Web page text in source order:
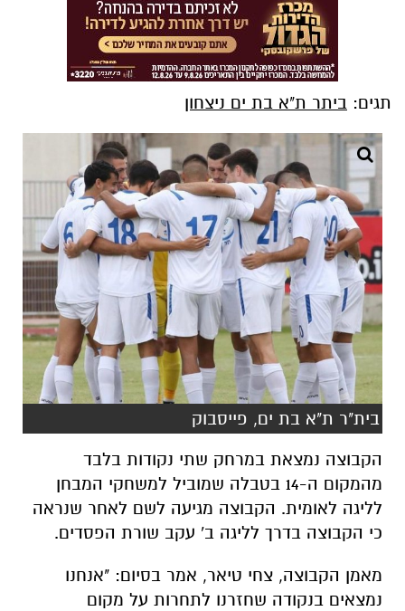
תגים: ביתר ת"א בת ים ניצחון
בית"ר ת"א בת ים, פייסבוק
הקבוצה נמצאת במרחק שתי נקודות בלבד
מהמקום ה-14 בטבלה שמוביל למשחקי המבחן
לליגה לאומית. הקבוצה מגיעה לשם לאחר שנראה
כי הקבוצה בדרך לליגה ב' עקב שורת הפסדים.
מאמן הקבוצה, צחי טיאר, אמר בסיום: "אנחנו
נמצאים בנקודה שחזרנו לתחרות על מקום